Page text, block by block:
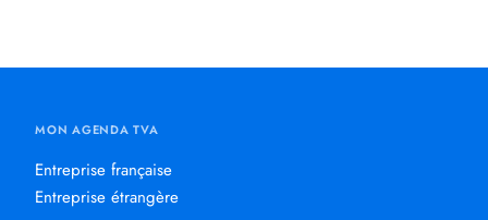
MON AGENDA TVA
Entreprise française
Entreprise étrangère